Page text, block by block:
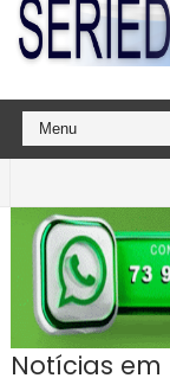
apurar
Notícias em